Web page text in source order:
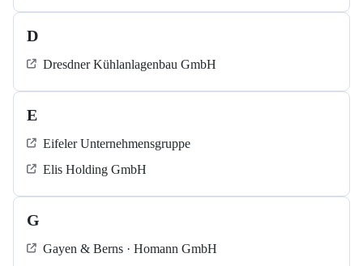
D
Dresdner Kühlanlagenbau GmbH
E
Eifeler Unternehmensgruppe
Elis Holding GmbH
G
Gayen & Berns · Homann GmbH